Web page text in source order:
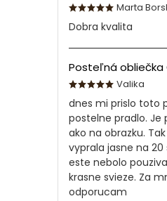
Marta
Dobra kvalita
Valika
dnes mi prislo toto
postelne pradlo. Je
ako na obrazku.
vyprala jasne na 20
este nebolo
krasne svieze. Za
odporucam